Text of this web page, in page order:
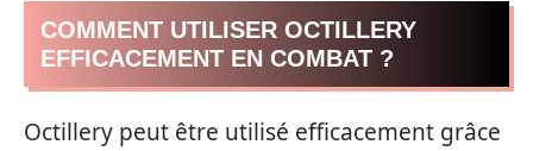
COMMENT UTILISER OCTILLERY
EFFICACEMENT EN COMBAT ?
Octillery peut être utilisé efficacement grâce